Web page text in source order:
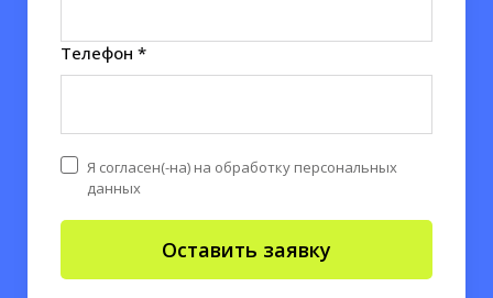
Телефон *
Оставить заявку
Я согласен(-на) на обработку персональных
данных